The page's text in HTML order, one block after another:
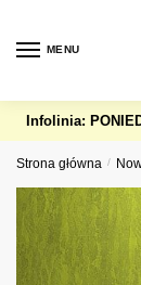
navigation
content
MENU
Infolinia:
Strona główna /